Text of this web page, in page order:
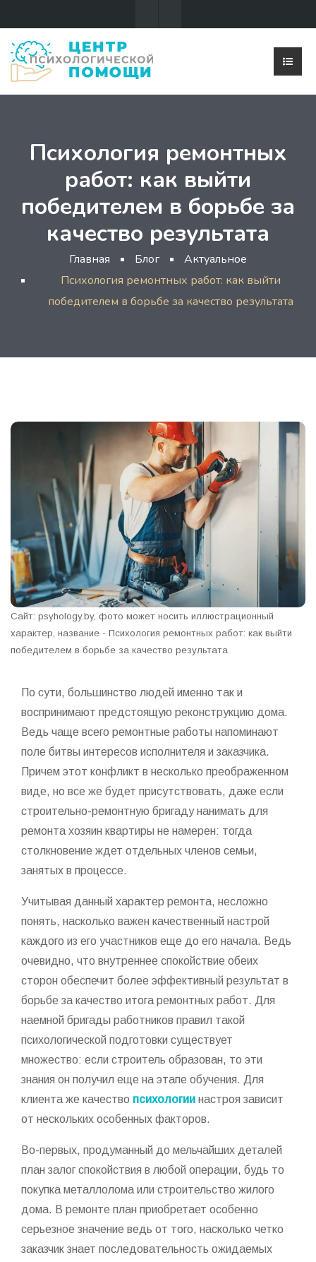
Психология ремонтных
работ: как выйти
победителем в борьбе за
качество результата
Главная Блог
Актуальное
Психология ремонтных работ: как выйти
победителем в борьбе за качество результата
Сайт: psyhology.by, фото может носить иллюстрационный
характер, название - Психология ремонтных работ: как выйти
победителем в борьбе за качество результата
По сути, большинство людей именно так и
воспринимают предстоящую реконструкцию дома.
Ведь чаще всего ремонтные работы напоминают
поле битвы интересов исполнителя и заказчика.
Причем этот конфликт в несколько преображенном
виде, но все же будет присутствовать, даже если
строительно-ремонтную бригаду нанимать для
ремонта хозяин квартиры не намерен: тогда
столкновение ждет отдельных членов семьи,
занятых в процессе.
Учитывая данный характер ремонта, несложно
понять, насколько важен качественный настрой
каждого из его участников еще до его начала. Ведь
очевидно, что внутреннее спокойствие обеих
сторон обеспечит более эффективный результат в
борьбе за качество итога ремонтных работ. Для
наемной бригады работников правил такой
психологической подготовки существует
множество: если строитель образован, то эти
знания он получил еще на этапе обучения. Для
клиента же качество психологии настроя зависит
от нескольких особенных факторов.
Во-первых, продуманный до мельчайших деталей
план залог спокойствия в любой операции, будь то
покупка металлолома или строительство жилого
дома. В ремонте план приобретает особенно
серьезное значение ведь от того, насколько четко
заказчик знает последовательность ожидаемых